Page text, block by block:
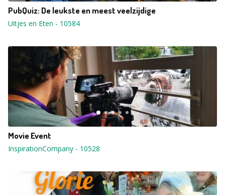
PubQuiz: De leukste en meest veelzijdige
Uitjes en Eten - 10584
Movie Event
InspirationCompany - 10528